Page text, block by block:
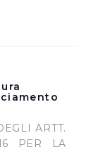
ARTT.
PER LA